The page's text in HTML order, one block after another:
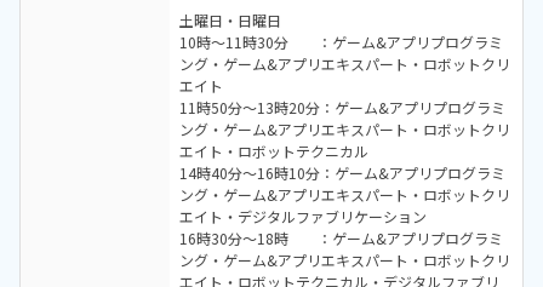
土曜日・日曜日
10時～11時30分 ：ゲーム&アプリプログラミ
ング・ゲーム&アプリエキスパート・ロボットクリ
エイト
11時50分～13時20分：ゲーム&アプリプログラミ
ング・ゲーム&アプリエキスパート・ロボットクリ
エイト・ロボットテクニカル
14時40分～16時10分：ゲーム&アプリプログラミ
ング・ゲーム&アプリエキスパート・ロボットクリ
エイト・デジタルファブリケーション
16時30分～18時 ：ゲーム&アプリプログラミ
ング・ゲーム&アプリエキスパート・ロボットクリ
エイト・ロボットテクニカル・デジタルファブリ